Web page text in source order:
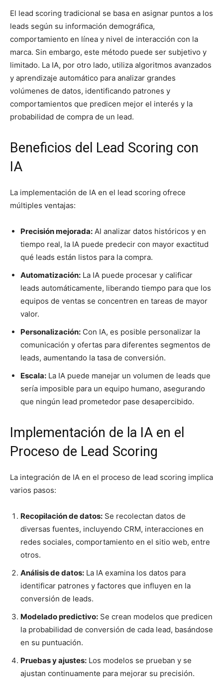
El lead scoring tradicional se basa en asignar puntos a los
leads según su información demográfica,
comportamiento en línea y nivel de interacción con la
marca. Sin embargo, este método puede ser subjetivo y
limitado. La IA, por otro lado, utiliza algoritmos avanzados
y aprendizaje automático para analizar grandes
volúmenes de datos, identificando patrones y
comportamientos que predicen mejor el interés y la
probabilidad de compra de un lead.
Beneficios del Lead Scoring con
IA
La implementación de IA en el lead scoring ofrece
múltiples ventajas:
Precisión mejorada: Al analizar datos históricos y en
tiempo real, la IA puede predecir con mayor exactitud
qué leads están listos para la compra.
Automatización: La IA puede procesar y calificar
leads automáticamente, liberando tiempo para que los
equipos de ventas se concentren en tareas de mayor
valor.
Personalización: Con IA, es posible personalizar la
comunicación y ofertas para diferentes segmentos de
leads, aumentando la tasa de conversión.
Escala: La IA puede manejar un volumen de leads que
sería imposible para un equipo humano, asegurando
que ningún lead prometedor pase desapercibido.
Implementación de la IA en el
Proceso de Lead Scoring
La integración de IA en el proceso de lead scoring implica
varios pasos:
Recopilación de datos: Se recolectan datos de
diversas fuentes, incluyendo CRM, interacciones en
redes sociales, comportamiento en el sitio web, entre
otros.
Análisis de datos: La IA examina los datos para
identificar patrones y factores que influyen en la
conversión de leads.
Modelado predictivo: Se crean modelos que predicen
la probabilidad de conversión de cada lead, basándose
en su puntuación.
Pruebas y ajustes: Los modelos se prueban y se
ajustan continuamente para mejorar su precisión.